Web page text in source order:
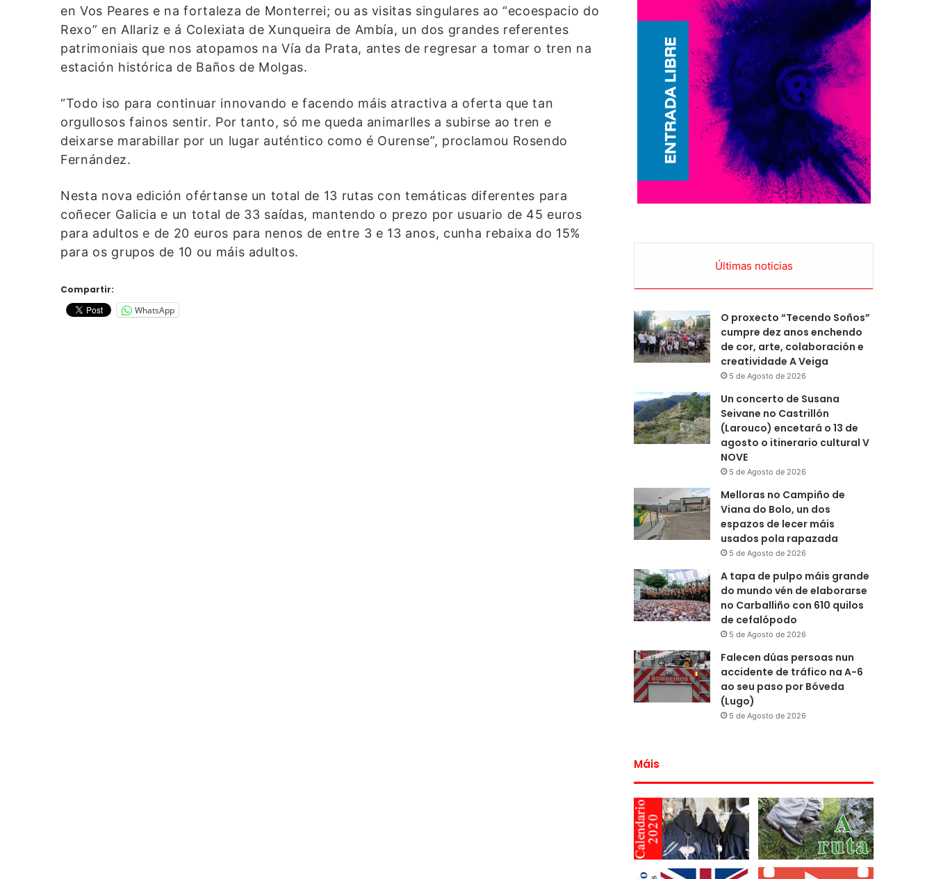
en Vos Peares e na fortaleza de Monterrei; ou as visitas singulares ao “ecoespacio do
Rexo” en Allariz e á Colexiata de Xunqueira de Ambía, un dos grandes referentes
patrimoniais que nos atopamos na Vía da Prata, antes de regresar a tomar o tren na
estación histórica de Baños de Molgas.
“Todo iso para continuar innovando e facendo máis atractiva a oferta que tan
orgullosos fainos sentir. Por tanto, só me queda animarlles a subirse ao tren e
deixarse marabillar por un lugar auténtico como é Ourense”, proclamou Rosendo
Fernández.
Nesta nova edición ofértanse un total de 13 rutas con temáticas diferentes para
coñecer Galicia e un total de 33 saídas, mantendo o prezo por usuario de 45 euros
para adultos e de 20 euros para nenos de entre 3 e 13 anos, cunha rebaixa do 15%
para os grupos de 10 ou máis adultos.
Compartir:
WhatsApp
Últimas noticias
O proxecto “Tecendo Soños”
cumpre dez anos enchendo
de cor, arte, colaboración e
creatividade A Veiga
5 de Agosto de 2026
Un concerto de Susana
Seivane no Castrillón
(Larouco) encetará o 13 de
agosto o itinerario cultural V
NOVE
5 de Agosto de 2026
Melloras no Campiño de
Viana do Bolo, un dos
espazos de lecer máis
usados pola rapazada
5 de Agosto de 2026
A tapa de pulpo máis grande
do mundo vén de elaborarse
no Carballiño con 610 quilos
de cefalópodo
5 de Agosto de 2026
Falecen dúas persoas nun
accidente de tráfico na A-6
ao seu paso por Bóveda
(Lugo)
5 de Agosto de 2026
Máis